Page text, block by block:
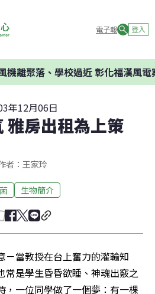
電子報 登入
離聚落、學校過近 彰化福漢風電案
年12月06日
雅房出租為上策
者：王家玲
生物簡介
－當教授在台上奮力的灌輸知
常是學生昏昏欲睡、神魂出竅之
，一位同學做了一個夢：有一棵